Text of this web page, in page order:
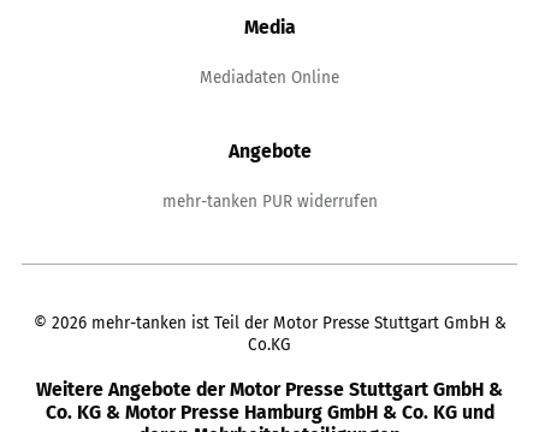
Media
Mediadaten Online
Angebote
mehr-tanken PUR widerrufen
© 2026 mehr-tanken ist Teil der Motor Presse Stuttgart GmbH &
Co.KG
Weitere Angebote der Motor Presse Stuttgart GmbH &
Co. KG & Motor Presse Hamburg GmbH & Co. KG und